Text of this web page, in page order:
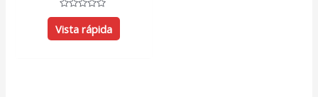
Valorado
con
0
de
Vista rápida